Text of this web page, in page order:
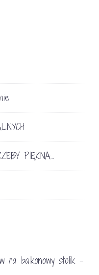
PIĘKNA…
na balkonowy stolik -